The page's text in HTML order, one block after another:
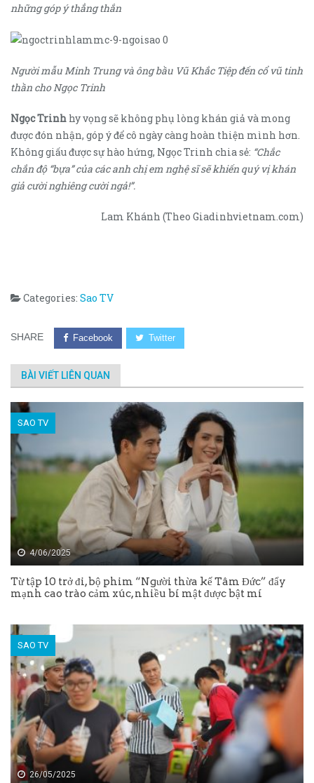
những góp ý thẳng thắn
Người mẫu Minh Trung và ông bầu Vũ Khắc Tiệp đến cổ vũ tinh
thần cho Ngọc Trinh
Ngọc Trinh hy vọng sẽ không phụ lòng khán giả và mong
được đón nhận, góp ý để cô ngày càng hoàn thiện mình hơn.
Không giấu được sự hào hứng, Ngọc Trinh chia sẻ: “Chắc
chắn độ “bựa” của các anh chị em nghệ sĩ sẽ khiến quý vị khán
giả cười nghiêng cười ngả!”.
Lam Khánh (Theo Giadinhvietnam.com)
Categories: Sao TV
SHARE Facebook Twitter
BÀI VIẾT LIÊN QUAN
SAO TV
4/06/2025
Từ tập 10 trở đi, bộ phim “Người thừa kế Tâm Đức” đẩy
mạnh cao trào cảm xúc, nhiều bí mật được bật mí
SAO TV
26/05/2025